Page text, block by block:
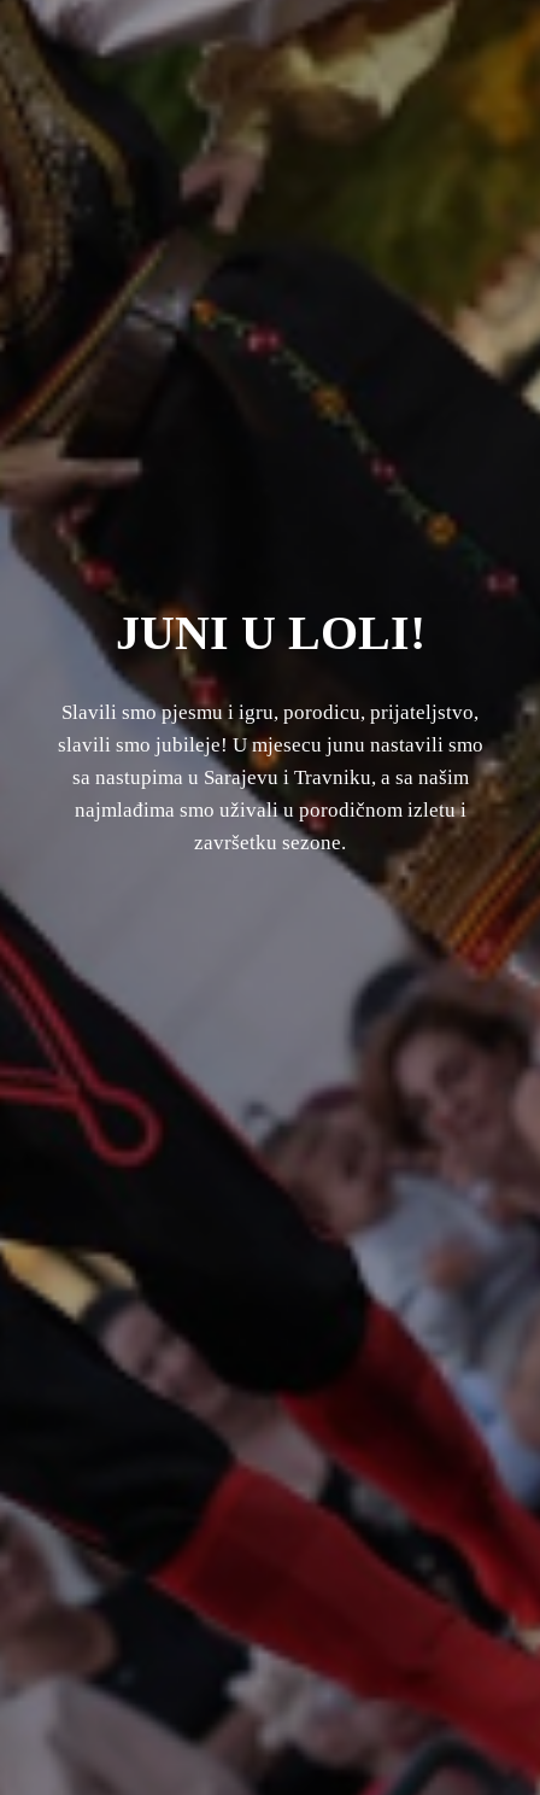
JUNI U LOLI!
Slavili smo pjesmu i igru, porodicu, prijateljstvo,
slavili smo jubileje! U mjesecu junu nastavili smo
sa nastupima u Sarajevu i Travniku, a sa našim
najmlađima smo uživali u porodičnom izletu i
završetku sezone.